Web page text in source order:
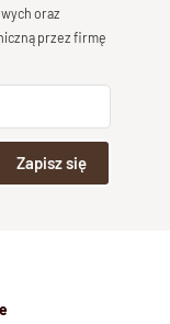
oraz
przez firmę
Zapisz się